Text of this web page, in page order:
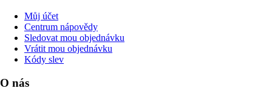
Můj účet
Centrum nápovědy
Sledovat mou objednávku
Vrátit mou objednávku
Kódy slev
O nás